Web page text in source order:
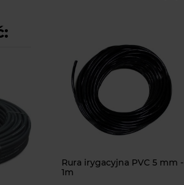
Rura irygacyjna PVC 5 mm -
1m